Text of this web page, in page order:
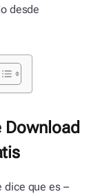
desde
Download
dice que es –